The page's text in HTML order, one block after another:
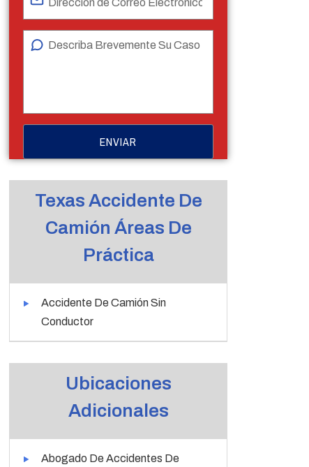
Texas Accidente De
Camión Áreas De
Práctica
Accidente De Camión Sin
Conductor
Ubicaciones
Adicionales
Abogado De Accidentes De